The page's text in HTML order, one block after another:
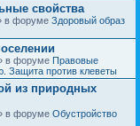
свойства
в форуме Здоровый образ
в форуме Правовые
Защита против клеветы
из природных
в форуме Обустройство